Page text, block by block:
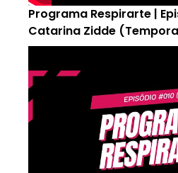
Programa Respirarte |
Catarina Zidde